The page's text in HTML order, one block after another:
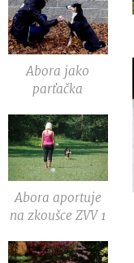
Abora jako
parťačka
Abora aportuje
na zkoušce ZVV 1